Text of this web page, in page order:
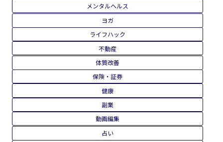
メンタルヘルス
ヨガ
ライフハック
不動産
体質改善
保険・証券
健康
副業
動画編集
占い